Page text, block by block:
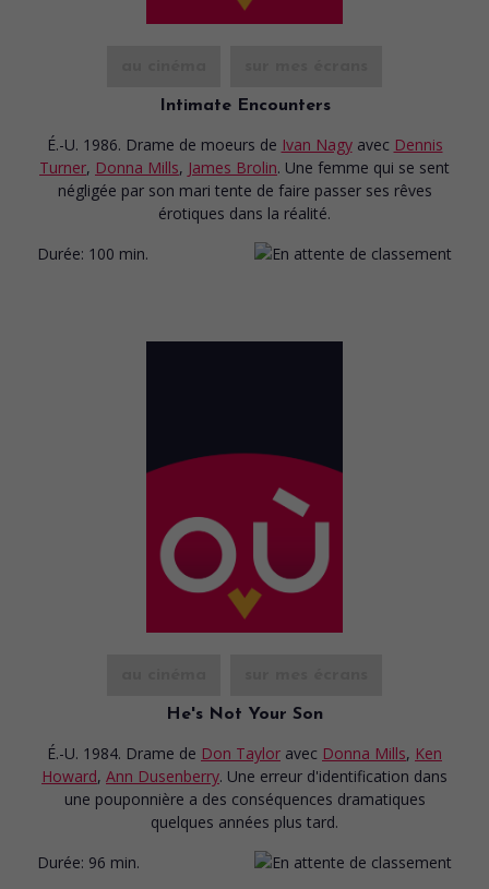
Intimate Encounters
É.-U. 1986. Drame de moeurs de Ivan Nagy avec Dennis
Turner, Donna Mills, James Brolin. Une femme qui se sent
négligée par son mari tente de faire passer ses rêves
érotiques dans la réalité.
Durée: 100 min.
He's Not Your Son
É.-U. 1984. Drame de Don Taylor avec Donna Mills, Ken
Howard, Ann Dusenberry. Une erreur d'identification dans
une pouponnière a des conséquences dramatiques
quelques années plus tard.
Durée: 96 min.